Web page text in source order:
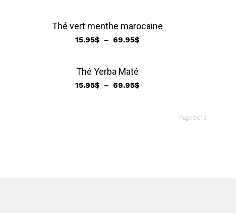
Thé vert menthe marocaine
15.95$ – 69.95$Plage
à
Thé Yerba Maté
15.95$ – 69.95$Plage
Page 2 of 3